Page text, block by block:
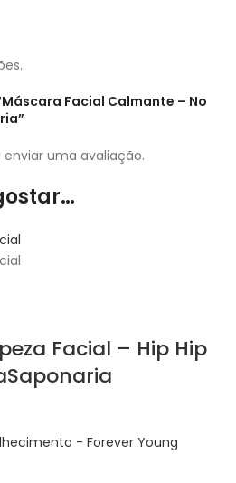
Facial Calmante – No
enviar uma avaliação.
Facial – Hip Hip